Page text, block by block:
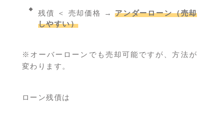
残債 ＜ 売却価格 → アンダーローン（売却
しやすい）
※オーバーローンでも売却可能ですが、方法が
変わります。
ローン残債は